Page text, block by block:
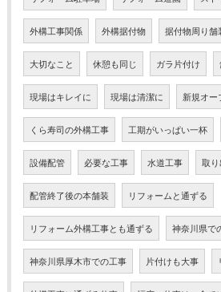
外構工事関係 外構据付物 据付物周り舗
大切なこと 休憩も同じ ガラ片付け
現場はキレイに 現場は清潔に 新規オー
くら寿司の外構工事 工期がいっぱい一杯
設備配管 必要な工事 水道工事 取
配管終了後の本舗装 リフォームと通ずる
リフォーム外構工事とも通ずる 神奈川県で
神奈川県厚木市での工事 片付けも大事